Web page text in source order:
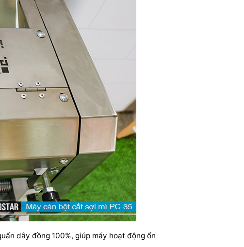
dây đồng 100%, giúp máy hoạt động ổn